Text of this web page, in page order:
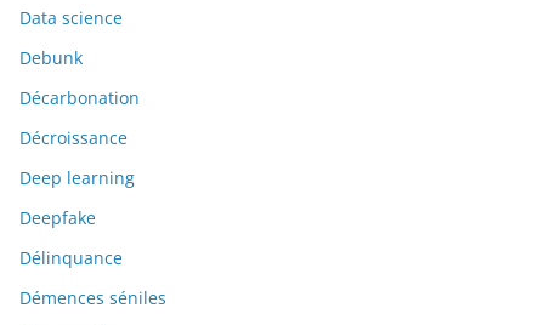
Data science
Debunk
Décarbonation
Décroissance
Deep learning
Deepfake
Délinquance
Démences séniles